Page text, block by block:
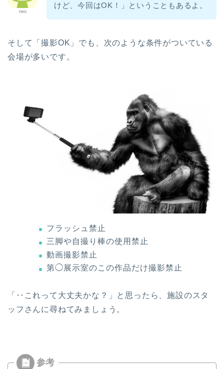
neo
けど、今回はOK！」ということもあるよ。
そして「撮影OK」でも、次のような条件がついている
会場が多いです。
フラッシュ禁止
三脚や自撮り棒の使用禁止
動画撮影禁止
第◯展示室のこの作品だけ撮影禁止
「‥これって大丈夫かな？」と思ったら、施設のスタ
ッフさんに尋ねてみましょう。